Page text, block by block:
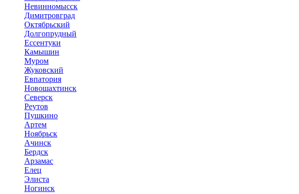
Невинномысск
Димитровград
Октябрьский
Долгопрудный
Ессентуки
Камышин
Муром
Жуковский
Евпатория
Новошахтинск
Северск
Реутов
Пушкино
Артем
Ноябрьск
Ачинск
Бердск
Арзамас
Елец
Элиста
Ногинск